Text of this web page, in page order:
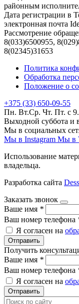
районным
Дата регистрации в
электронная почта
Рассмотрение
8(033)6500955,
8(02345)31653
Политика
Обработка
Положение о
+375 (33) 650-09-55
Пн. Вт.Ср. Чт. Пт. с
Выходной суббота и
Мы в социальных
Мы в Instagram Мы в
Использование
владельца.
Разработка сайта
Заказать звонок
Ваше имя *
Ваш номер телефона
Я согласен на
Отправить
Получить
Ваше имя *
Ваш номер телефона
Я согласен на
Отправить